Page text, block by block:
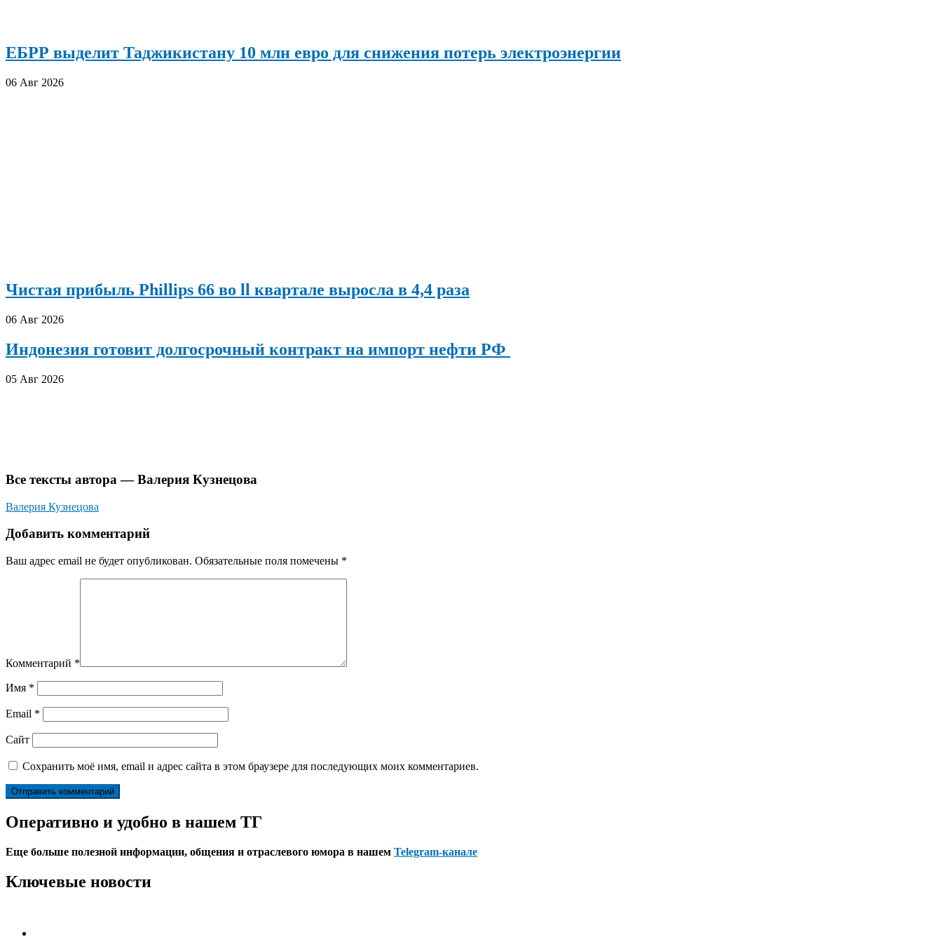
ЕБРР выделит Таджикистану 10 млн евро для снижения потерь электроэнергии
06 Авг 2026
Чистая прибыль Phillips 66 во ll квартале выросла в 4,4 раза
06 Авг 2026
Индонезия готовит долгосрочный контракт на импорт нефти РФ
05 Авг 2026
Все тексты автора — Валерия Кузнецова
Валерия Кузнецова
Добавить комментарий
Ваш адрес email не будет опубликован. Обязательные поля помечены *
Комментарий *
Имя *
Email *
Сайт
Сохранить моё имя, email и адрес сайта в этом браузере для последующих моих комментариев.
Оперативно и удобно в нашем ТГ
Еще больше полезной информации, общения и отраслевого юмора в нашем Telegram-канале
Ключевые новости